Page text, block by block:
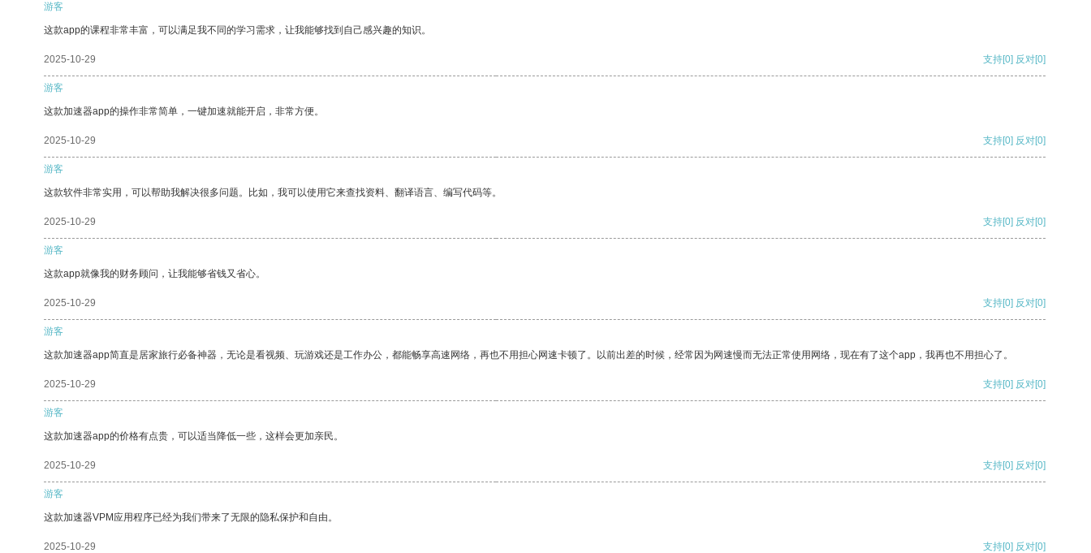
游客
这款app的课程非常丰富，可以满足我不同的学习需求，让我能够找到自己感兴趣的知识。
2025-10-29 支持[0] 反对[0]
游客
这款加速器app的操作非常简单，一键加速就能开启，非常方便。
2025-10-29 支持[0] 反对[0]
游客
这款软件非常实用，可以帮助我解决很多问题。比如，我可以使用它来查找资料、翻译语言、编写代码等。
2025-10-29 支持[0] 反对[0]
游客
这款app就像我的财务顾问，让我能够省钱又省心。
2025-10-29 支持[0] 反对[0]
游客
这款加速器app简直是居家旅行必备神器，无论是看视频、玩游戏还是工作办公，都能畅享高速网络，再也不用担心网速卡顿了。以前出差的时候，经常因为网速慢而无法正常使用网络，现在有了这个app，我再也不用担心了。
2025-10-29 支持[0] 反对[0]
游客
这款加速器app的价格有点贵，可以适当降低一些，这样会更加亲民。
2025-10-29 支持[0] 反对[0]
游客
这款加速器VPM应用程序已经为我们带来了无限的隐私保护和自由。
2025-10-29 支持[0] 反对[0]